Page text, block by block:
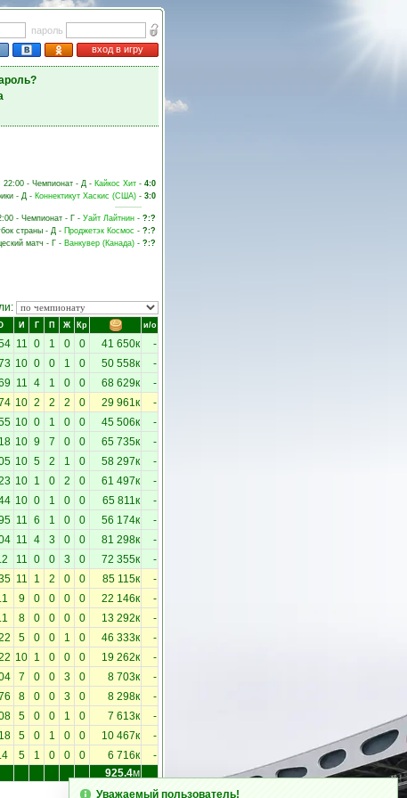
пароль
вход в игру
22:00 - Чемпионат - Д - Кайкос Хит - 4:0
- Д - Коннектикут Хаскис (США) - 3:0
- Чемпионат - Г - Уайт Лайтнин - ?:?
страны - Д - Проджетэк Космос - ?:?
матч - Г - Ванкувер (Канада) - ?:?
И Г П Ж Кр и/о
11 0 1 0 0 41 650к -
10 0 0 1 0 50 558к -
11 4 1 0 0 68 629к -
10 2 2 2 0 29 961к -
10 0 1 0 0 45 506к -
10 9 7 0 0 65 735к -
10 5 2 1 0 58 297к -
10 1 0 2 0 61 497к -
10 0 1 0 0 65 811к -
11 6 1 0 0 56 174к -
11 4 3 0 0 81 298к -
11 0 0 3 0 72 355к -
11 1 2 0 0 85 115к -
9 0 0 0 0 22 146к -
8 0 0 0 0 13 292к -
5 0 0 1 0 46 333к -
10 1 0 0 0 19 262к -
7 0 0 3 0 8 703к -
8 0 0 3 0 8 298к -
5 0 0 1 0 7 613к -
5 0 1 0 0 10 467к -
5 1 0 0 0 6 716к -
925.4м
Уважаемый пользователь!